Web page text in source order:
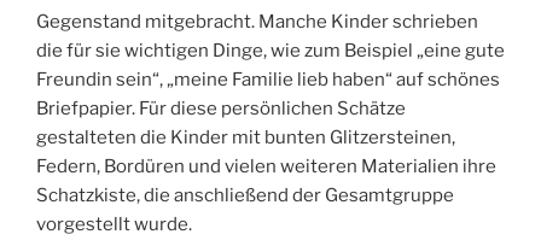
Gegenstand mitgebracht. Manche Kinder schrieben
die für sie wichtigen Dinge, wie zum Beispiel „eine gute
Freundin sein“, „meine Familie lieb haben“ auf schönes
Briefpapier. Für diese persönlichen Schätze
gestalteten die Kinder mit bunten Glitzersteinen,
Federn, Bordüren und vielen weiteren Materialien ihre
Schatzkiste, die anschließend der Gesamtgruppe
vorgestellt wurde.